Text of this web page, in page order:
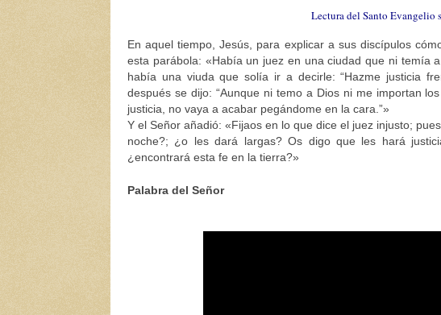
Lectura del Santo Evangelio
En aquel tiempo, Jesús, para explicar a sus discípulos
esta parábola: «Había un juez en una ciudad que ni temía
había una viuda que solía ir a decirle: “Hazme justicia
después se dijo: “Aunque ni temo a Dios ni me importan
justicia, no vaya a acabar pegándome en la cara.”»
Y el Señor añadió: «Fijaos en lo que dice el juez injusto;
noche?; ¿o les dará largas? Os digo que les hará
¿encontrará esta fe en la tierra?»
Palabra del Señor